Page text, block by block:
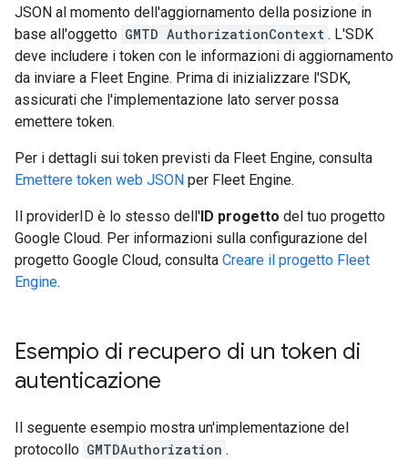
JSON al momento dell'aggiornamento della posizione in
base all'oggetto GMTD AuthorizationContext . L'SDK
deve includere i token con le informazioni di aggiornamento
da inviare a Fleet Engine. Prima di inizializzare l'SDK,
assicurati che l'implementazione lato server possa
emettere token.
Per i dettagli sui token previsti da Fleet Engine, consulta
Emettere token web JSON per Fleet Engine.
Il providerID è lo stesso dell'ID progetto del tuo progetto
Google Cloud. Per informazioni sulla configurazione del
progetto Google Cloud, consulta Creare il progetto Fleet
Engine.
Esempio di recupero di un token di
autenticazione
Il seguente esempio mostra un'implementazione del
protocollo GMTDAuthorization .